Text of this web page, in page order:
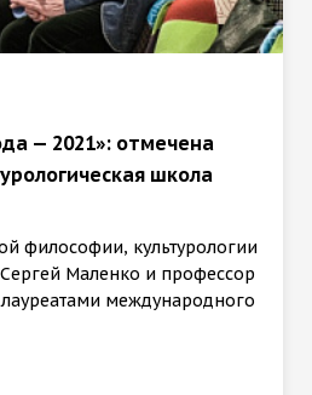
— 2021»: отмечена
школа
философии, культурологии
Маленко и профессор
международного